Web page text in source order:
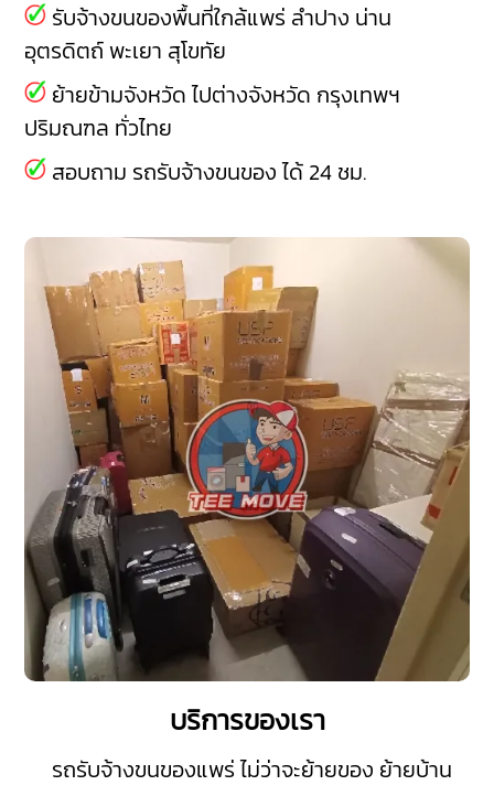
รับจ้างขนของพื้นที่ใกล้แพร่ ลำปาง น่าน
อุตรดิตถ์ พะเยา สุโขทัย
ย้ายข้ามจังหวัด ไปต่างจังหวัด กรุงเทพฯ
ปริมณฑล ทั่วไทย
สอบถาม รถรับจ้างขนของ ได้ 24 ชม.
บริการของเรา
รถรับจ้างขนของแพร่ไม่ว่าจะย้ายของ ย้ายบ้าน